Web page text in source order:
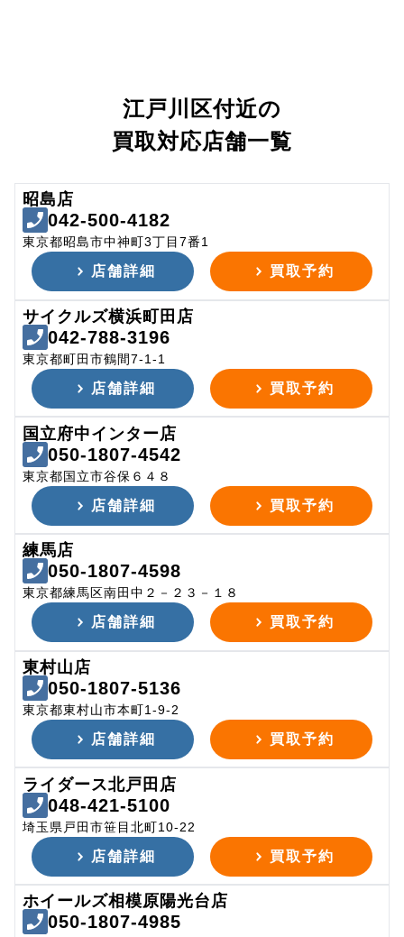
江戸川区付近の
買取対応店舗一覧
昭島店
042-500-4182
東京都昭島市中神町3丁目7番1
店舗詳細 買取予約
サイクルズ横浜町田店
042-788-3196
東京都町田市鶴間7-1-1
店舗詳細 買取予約
国立府中インター店
050-1807-4542
東京都国立市谷保６４８
店舗詳細 買取予約
練馬店
050-1807-4598
東京都練馬区南田中２－２３－１８
店舗詳細 買取予約
東村山店
050-1807-5136
東京都東村山市本町1-9-2
店舗詳細 買取予約
ライダース北戸田店
048-421-5100
埼玉県戸田市笹目北町10-22
店舗詳細 買取予約
ホイールズ相模原陽光台店
050-1807-4985